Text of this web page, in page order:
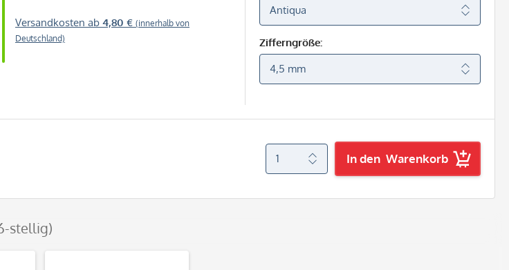
Versandkosten ab 4,80 € (innerhalb von
Deutschland)
Zifferngröße:
In den Warenkorb
stellig)